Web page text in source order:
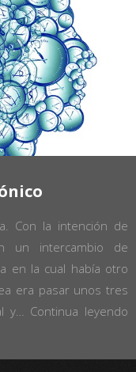
Con la intención de
un intercambio de
en la cual había otro
era pasar unos tres
y… Continua leyendo